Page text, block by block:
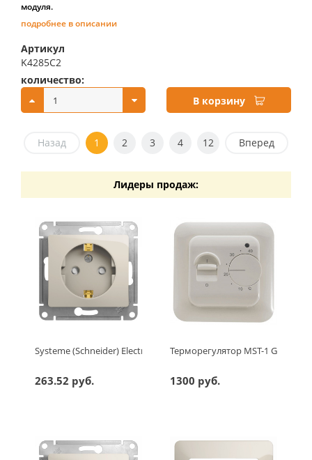
модуля.
подробнее в описании
Артикул
K4285C2
количество:
В корзину
Назад 1 2 3 4 12 Вперед
Лидеры продаж:
Systeme (Schneider) Electric GLOSSA РОЗЕТКА с
263.52 руб.
Терморегулятор MST-1 Grand
1300 руб.